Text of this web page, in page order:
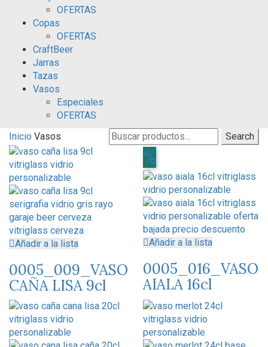
OFERTAS
Copas
OFERTAS
CraftBeer
Jarras
Tazas
Vasos
Especiales
OFERTAS
Inicio Vasos
Search
for:
Search
Añadir a la lista
0005_009_VASO
CAÑA LISA 9cl
%
Añadir a la lista
0005_016_VASO
AIALA 16cl